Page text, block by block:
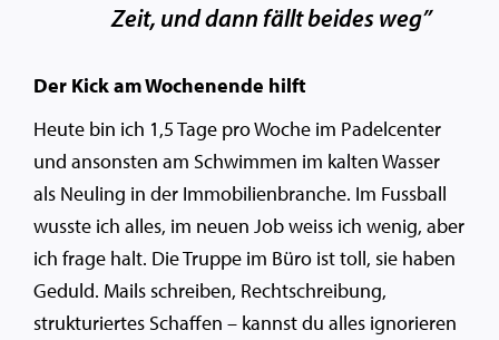
Zeit, und dann fällt beides weg”
Der Kick am Wochenende hilft
Heute bin ich 1,5 Tage pro Woche im Padelcenter
und ansonsten am Schwimmen im kalten Wasser
als Neuling in der Immobilienbranche. Im Fussball
wusste ich alles, im neuen Job weiss ich wenig, aber
ich frage halt. Die Truppe im Büro ist toll, sie haben
Geduld. Mails schreiben, Rechtschreibung,
strukturiertes Schaffen – kannst du alles ignorieren